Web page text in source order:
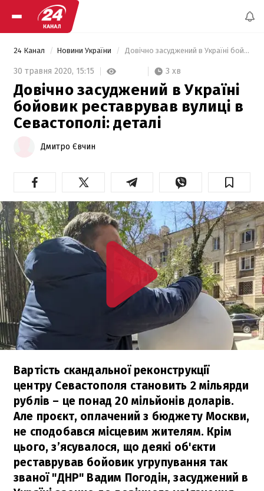
24 Канал Новини України Довічно засуджений в Україні бойовик реставрував вулиці в Севастополі: деталі
30 травня 2020, 15:15 3 хв
Довічно засуджений в Україні
бойовик реставрував вулиці в
Севастополі: деталі
Дмитро Євчин
Вартість скандальної реконструкції
центру Севастополя становить 2 мільярди
рублів – це понад 20 мільйонів доларів.
Але проєкт, оплачений з бюджету Москви,
не сподобався місцевим жителям. Крім
цього, з’ясувалося, що деякі об'єкти
реставрував бойовик угрупування так
званої "ДНР" Вадим Погодін, засуджений в